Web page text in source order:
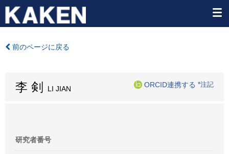
前のページに戻る
李 剣 LI JIAN
ORCID連携する *注記
研究者番号